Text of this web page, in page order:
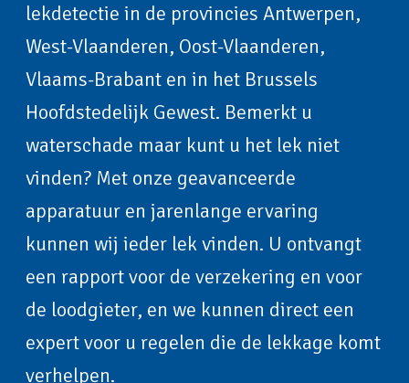
lekdetectie in de provincies Antwerpen,
West-Vlaanderen, Oost-Vlaanderen,
Vlaams-Brabant en in het Brussels
Hoofdstedelijk Gewest. Bemerkt u
waterschade maar kunt u het lek niet
vinden? Met onze geavanceerde
apparatuur en jarenlange ervaring
kunnen wij ieder lek vinden. U ontvangt
een rapport voor de verzekering en voor
de loodgieter, en we kunnen direct een
expert voor u regelen die de lekkage komt
verhelpen.